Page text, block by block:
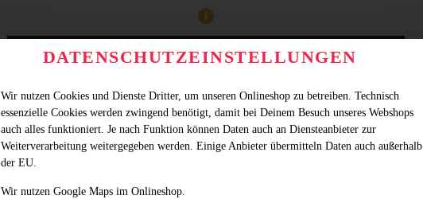
DATENSCHUTZEINSTELLUNGEN
Wir nutzen Cookies und Dienste Dritter, um unseren Onlineshop zu betreiben. Technisch
essenzielle Cookies werden zwingend benötigt, damit bei Deinem Besuch unseres Webshops
auch alles funktioniert. Je nach Funktion können Daten auch an Diensteanbieter zur
Weiterverarbeitung weitergegeben werden. Einige Anbieter übermitteln Daten auch außerhalb
der EU.
Wir nutzen Google Maps im Onlineshop.